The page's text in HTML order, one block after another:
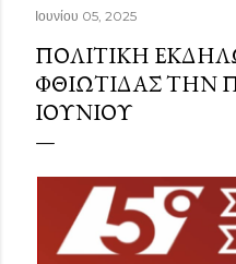
Ιουνίου 05, 2025
ΠΟΛΙΤΙΚΉ
ΦΘΙΏΤΙΔΑΣ ΤΗΝ
ΙΟΥΝΊΟΥ